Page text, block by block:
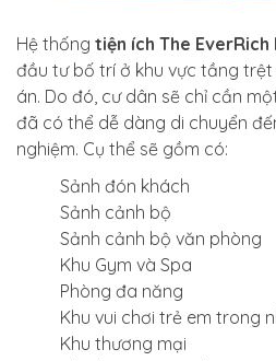
Hệ thống tiện ích The
đầu tư bố trí ở khu vực tầng
án. Do đó, cư dân sẽ chỉ cần
đã có thể dễ dàng di chuyển
nghiệm. Cụ thể sẽ gồm có:
Sảnh đón khách
Sảnh cảnh bộ
Sảnh cảnh bộ văn phòng
Khu Gym và Spa
Phòng đa năng
Khu vui chơi trẻ em trong
Khu thương mại